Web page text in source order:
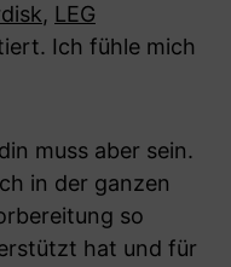
, LEG
Ich fühle mich
muss aber sein.
in der ganzen
so
hat und für